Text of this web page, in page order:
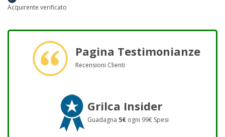
Acquirente verificato
Pagina Testimonianze
Recensioni Clienti
Grilca Insider
Guadagna 5€ ogni 99€ Spesi